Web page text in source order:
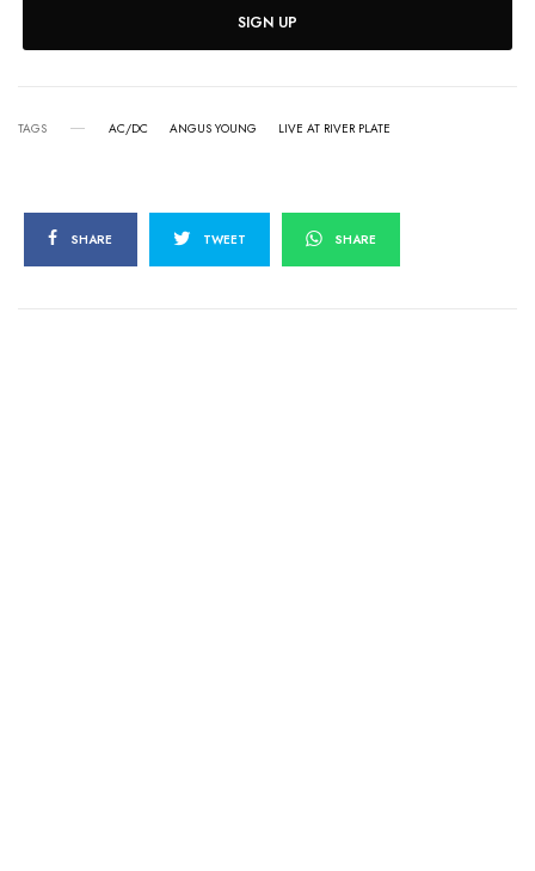
SIGN UP
TAGS AC/DC ANGUS YOUNG LIVE AT RIVER PLATE
SHARE TWEET SHARE